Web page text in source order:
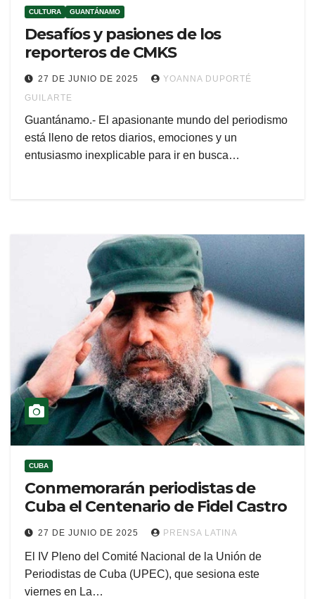
CULTURA GUANTÁNAMO
Desafíos y pasiones de los
reporteros de CMKS
27 DE JUNIO DE 2025
YOANNA DUPORTÉ
GUILARTE
Guantánamo.- El apasionante mundo del periodismo
está lleno de retos diarios, emociones y un
entusiasmo inexplicable para ir en busca…
CUBA
Conmemorarán periodistas de
Cuba el Centenario de Fidel Castro
27 DE JUNIO DE 2025 PRENSA LATINA
El IV Pleno del Comité Nacional de la Unión de
Periodistas de Cuba (UPEC), que sesiona este
viernes en La…